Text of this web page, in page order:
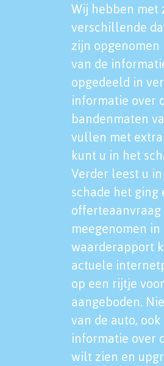
Wij hebben met
verschillende
zijn
van de
opgedeeld in
informatie over
bandenmaten
vullen met
kunt u in het
Verder leest u
schade het
offerteaanvraag
meegenomen
waarderapport
actuele
op een rijtje
aangeboden.
van de auto,
informatie over
wilt zien en